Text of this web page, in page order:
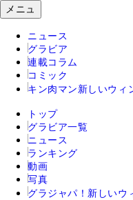
メニュ
ニュース
グラビア
連載コラム
コミック
キン肉マン 新しいウィ
トップ
グラビア一覧
ニュース
ランキング
動画
写真
グラジャパ！ 新しいウ